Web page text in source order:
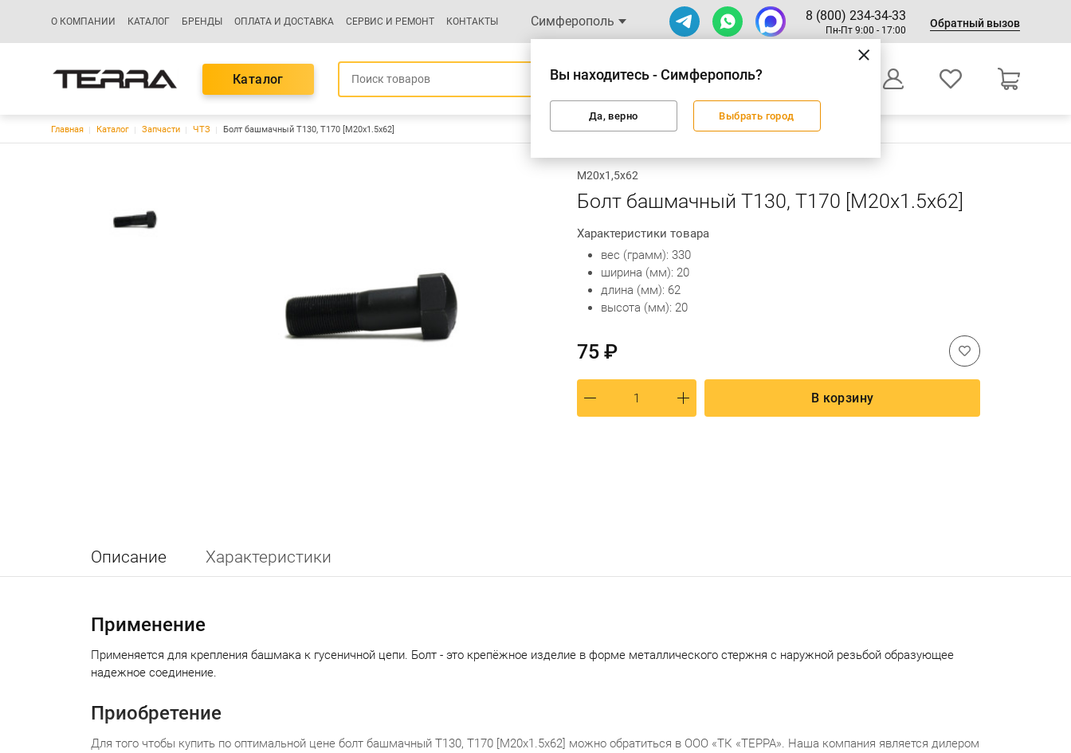
Основная навигация
О КОМПАНИИ КАТАЛОГ БРЕНДЫ ОПЛАТА И ДОСТАВКА СЕРВИС И РЕМОНТ КОНТАКТЫ Симферополь
Вы находитесь - Симферополь?
Да, верно Выбрать город
8 (800) 234-34-33
Пн-Пт 9:00 - 17:00
Обратный вызов
Каталог
Оформление заказа
Строка навигации
Главная Каталог Запчасти ЧТЗ Болт башмачный Т130, Т170 [М20х1.5х62]
М20х1,5х62
Болт башмачный Т130, Т170 [М20х1.5х62]
Характеристики товара
вес (грамм): 330
ширина (мм): 20
длина (мм): 62
высота (мм): 20
75 ₽
В корзину
Описание Характеристики
Применение
Применяется для крепления башмака к гусеничной цепи. Болт - это крепёжное изделие в форме металлического стержня с наружной резьбой образующее
надежное соединение.
Приобретение
Для того чтобы купить по оптимальной цене болт башмачный Т130, Т170 [М20х1.5х62] можно обратиться в ООО «ТК «ТЕРРА». Наша компания является дилером